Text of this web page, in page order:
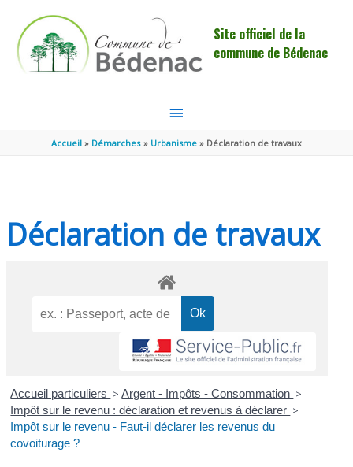
Site officiel de la
commune de Bédenac
MENU
PRINCIPAL
Accueil Démarches Urbanisme Déclaration de travaux
Déclaration de travaux
Accueil particuliers > Argent - Impôts - Consommation >
Impôt sur le revenu : déclaration et revenus à déclarer >
Impôt sur le revenu - Faut-il déclarer les revenus du
covoiturage ?